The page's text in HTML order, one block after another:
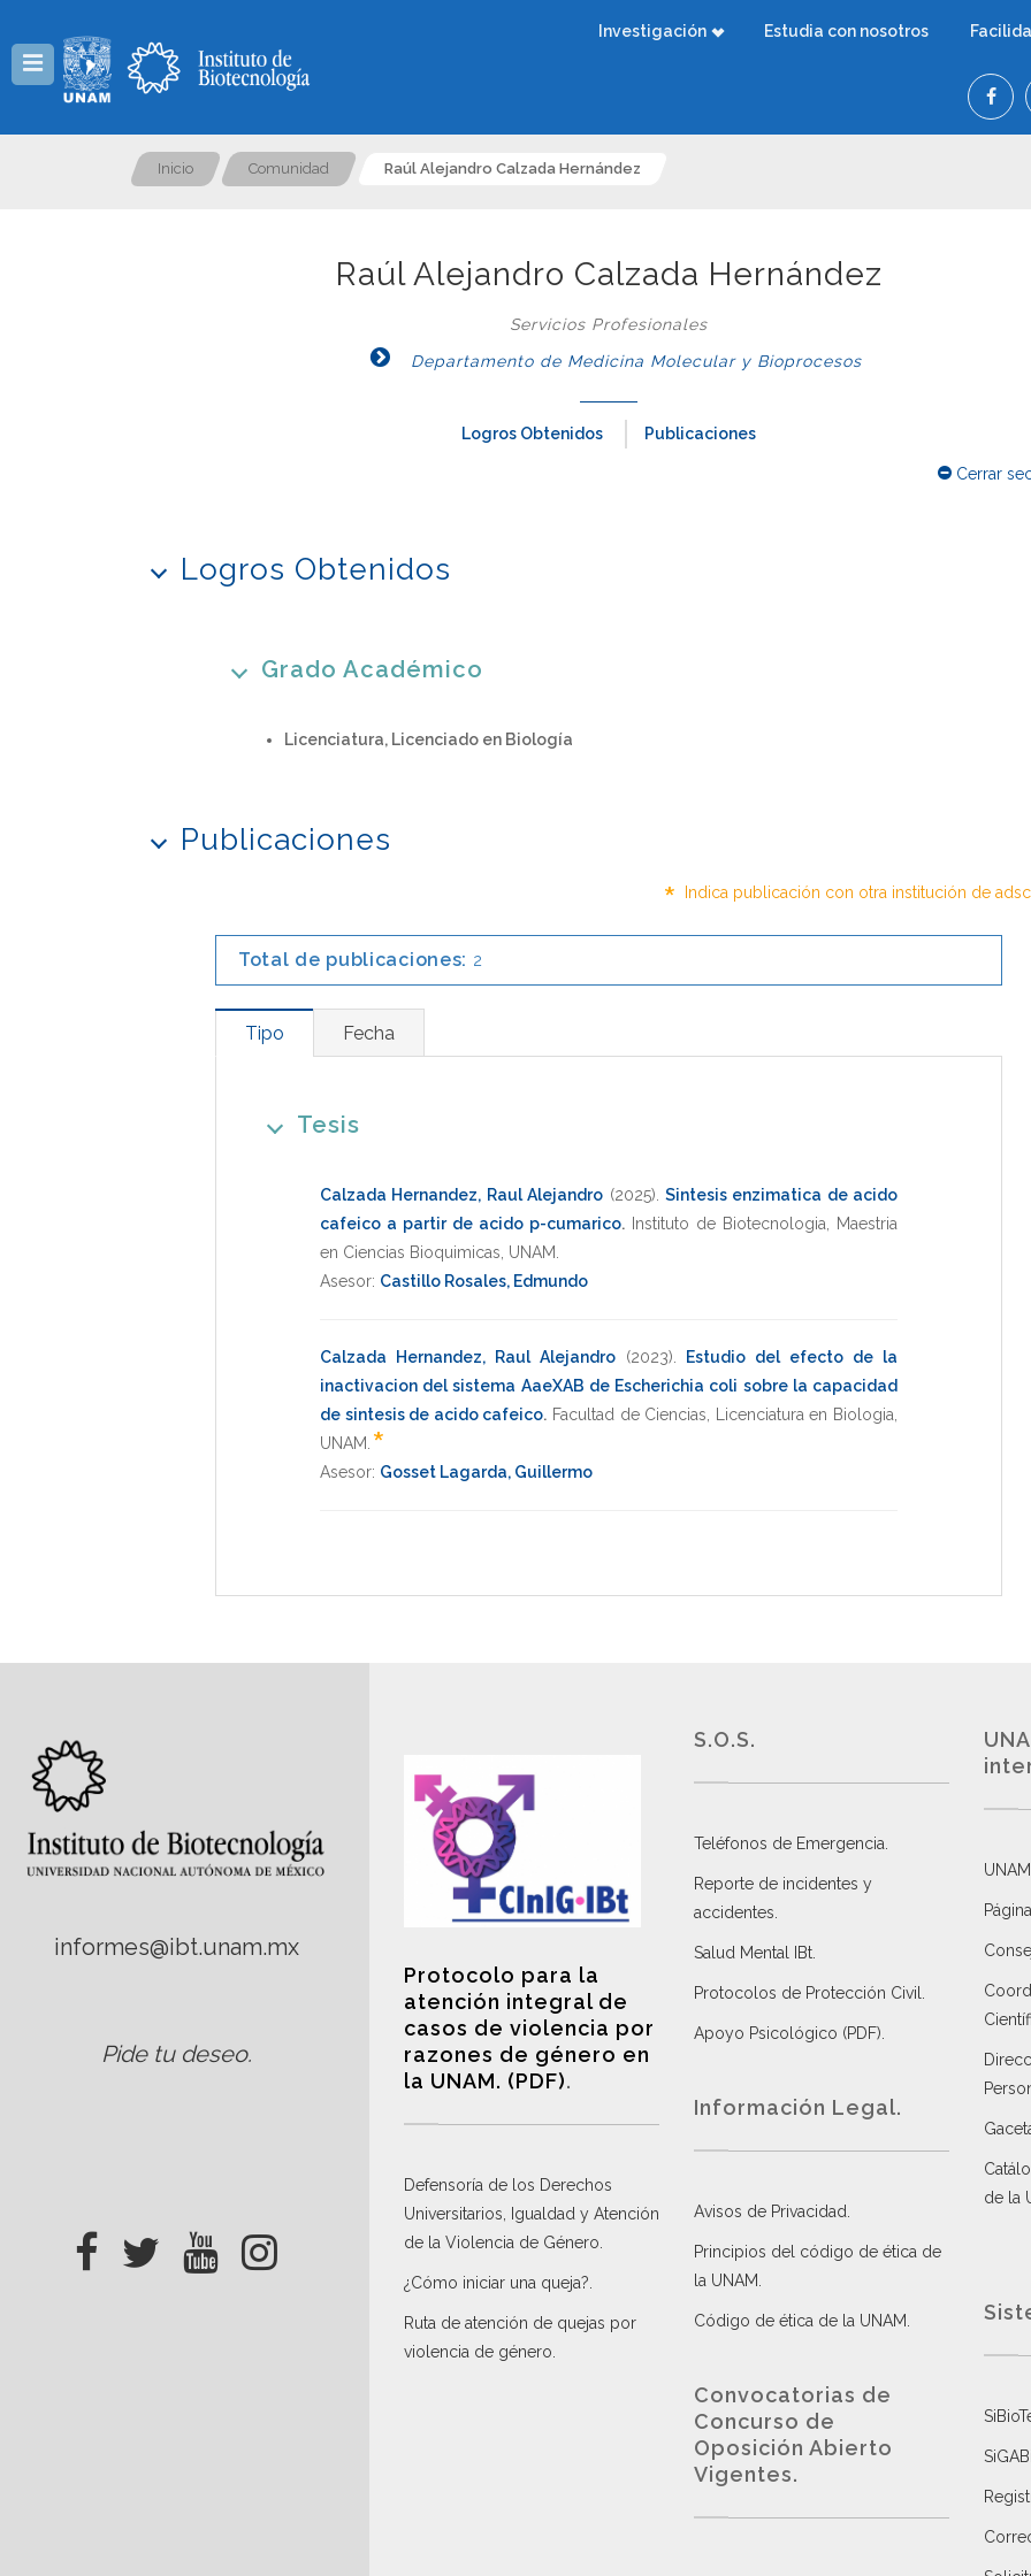
Investigación Estudia con nosotros
Inicio Comunidad Raúl Alejandro Calzada Hernández
Raúl Alejandro Calzada Hernández
Servicios Profesionales
Departamento de Medicina Molecular y Bioprocesos
Logros Obtenidos Publicaciones
Cerrar
Logros Obtenidos
Grado Académico
Licenciatura, Licenciado en Biología
Publicaciones
* Indica publicación con otra institución de
Total de publicaciones: 2
Tipo Fecha
Tesis
Calzada Hernandez, Raul Alejandro (2025) Sintesis enzimatica de acido
cafeico a partir de acido p-cumarico. Instituto de Biotecnologia
Maestria
en Ciencias Bioquimicas UNAM
Asesor: Castillo Rosales, Edmundo
Calzada Hernandez, Raul Alejandro (2023)
Estudio del efecto de la
inactivacion del sistema AaeXAB de Escherichia coli sobre la capacidad
de sintesis de acido cafeico. Facultad de Ciencias Licenciatura en Biologia
UNAM *
Asesor: Gosset Lagarda, Guillermo
informes@ibt.unam.mx
Pide tu deseo.
Protocolo para la
atención integral de
casos de violencia por
razones de género en
la UNAM. (PDF).
Defensoría de los Derechos
Universitarios, Igualdad y Atención
de la Violencia de Género
¿Cómo iniciar una queja?
Ruta de atención de quejas por
violencia de género
S.O.S.
Teléfonos de Emergencia.
Reporte de incidentes y
accidentes
Salud Mental IBt
Protocolos de Protección Civil
Apoyo Psicológico (PDF)
Información Legal.
Avisos de Privacidad
Principios del código de ética de
la UNAM
Código de ética de la UNAM
Convocatorias de
Concurso de
Oposición Abierto
Vigentes.
UNAM
de la